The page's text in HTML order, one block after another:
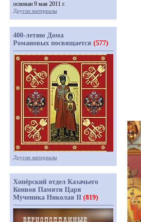
основан 9 мая 2011 г.
Другие материалы
400-летию Дома
Романовых посвящается (577)
Другие материалы
Хопёрский отдел Казачьего
Конвоя Памяти Царя
Мученика Николая II (819)